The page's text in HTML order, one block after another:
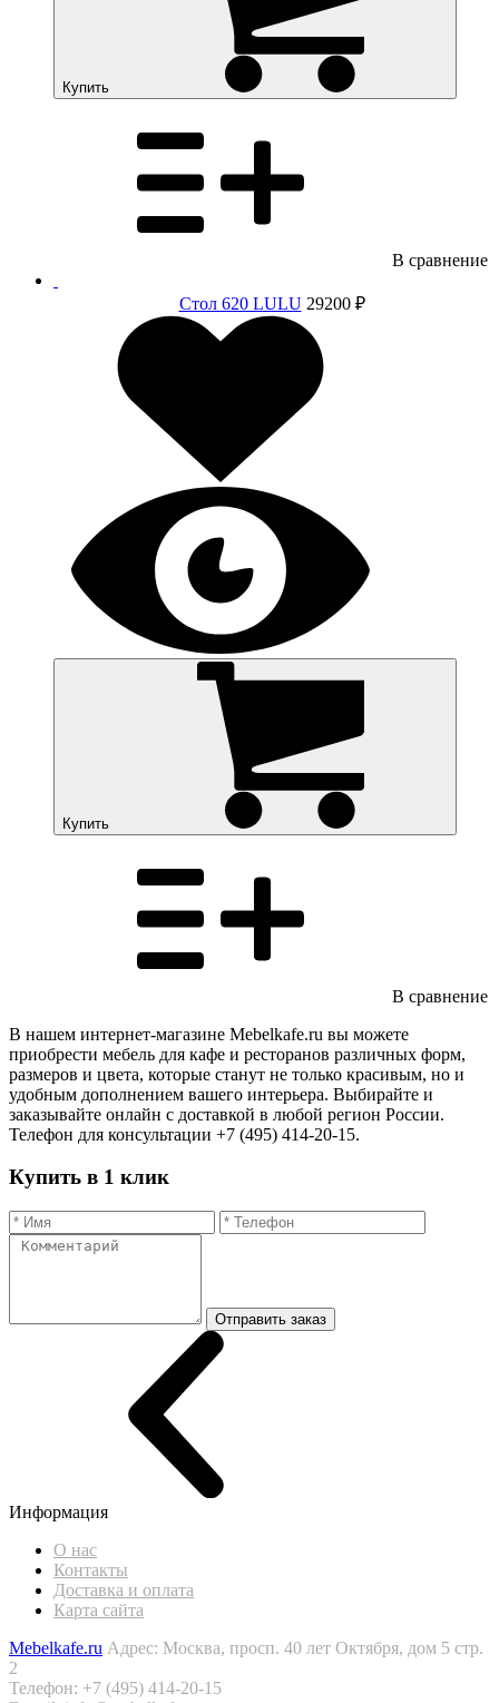
Купить
В сравнение
Стол 620 LULU 29200 ₽
Купить
В сравнение
В нашем интернет-магазине Mebelkafe.ru вы можете
приобрести мебель для кафе и ресторанов различных форм,
размеров и цвета, которые станут не только красивым, но и
удобным дополнением вашего интерьера. Выбирайте и
заказывайте онлайн с доставкой в любой регион России.
Телефон для консультации +7 (495) 414-20-15.
Купить в 1 клик
Отправить заказ
Информация
О нас
Контакты
Доставка и оплата
Карта сайта
Mebelkafe.ru Адрес: Москва, просп. 40 лет Октября, дом 5 стр.
2
Телефон: +7 (495) 414-20-15